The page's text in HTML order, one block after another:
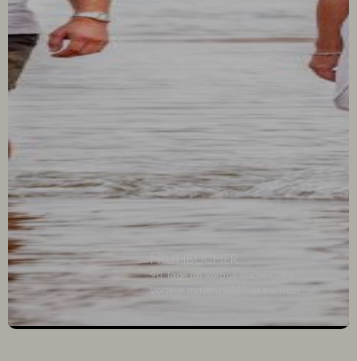
Frühbucher
90 Tage im Voraus buchen und
Vorteile nutzen! 2027 ist buchbar